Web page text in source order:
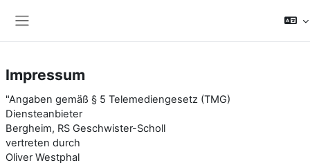
Impressum
"Angaben gemäß § 5 Telemediengesetz (TMG)
Diensteanbieter
Bergheim, RS Geschwister-Scholl
vertreten durch
Oliver Westphal